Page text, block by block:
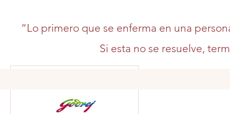
“Lo primero que se enferma en una
Si esta no se resuelve,